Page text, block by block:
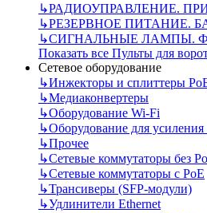
↳РАДИОУПРАВЛЕНИЕ.
↳РЕЗЕРВНОЕ ПИТАНИЕ.
↳СИГНАЛЬНЫЕ ЛАМПЫ.
Показать все Пульты для
Сетевое оборудование
↳Инжекторы и сплиттеры
↳Медиаконвертеры
↳Оборудование Wi-Fi
↳Оборудование для усиления
↳Прочее
↳Сетевые коммутаторы без
↳Сетевые коммутаторы с РоЕ
↳Трансиверы (SFP-модули)
↳Удлинители Ethernet